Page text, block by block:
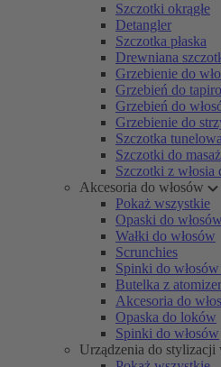
Szczotki okrągłe
Detangler
Szczotka płaska
Drewniana
Grzebienie do
Grzebień do
Grzebień do
Grzebienie do
Szczotka tunelowa
Szczotki do
Szczotki z włosia
Akcesoria do włosów
Pokaż wszystkie
Opaski do włosów
Wałki do włosów
Scrunchies
Spinki do
Butelka z
Akcesoria do
Opaska do loków
Spinki do włosów
Urządzenia do stylizacji